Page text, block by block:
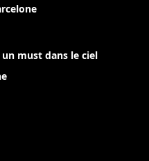
must dans le ciel